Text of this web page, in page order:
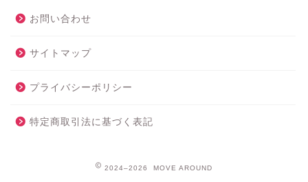
お問い合わせ
サイトマップ
プライバシーポリシー
特定商取引法に基づく表記
2024–2026 MOVE AROUND